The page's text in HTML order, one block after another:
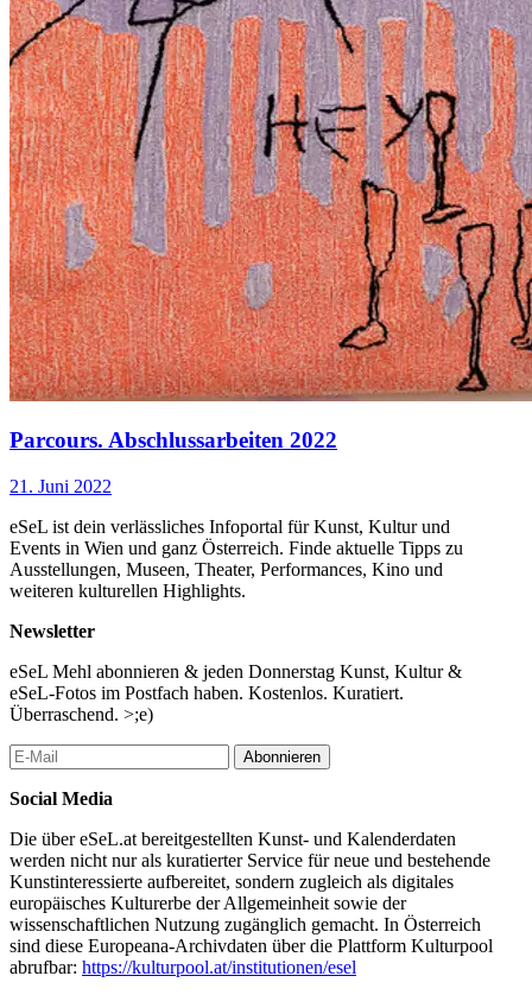
Guilherme Pires Mata, Lisa Nyberg
Einen Fixpunkt am Ende des Studienjahres bildet wir immer auch
das Summer Showing des Fachbereichs Performative Kunst der
Akademie der bildenden Künste Wien, der dazu sehr herzlich in
den Skulpturengarten im Belvedere 21 und ins Blickle Kino
einlädt!
...Mehr lesen
Parcours. Abschlussarbeiten 2022
21. Juni 2022
eSeL ist dein verlässliches Infoportal für Kunst, Kultur und
Events in Wien und ganz Österreich. Finde aktuelle Tipps zu
Ausstellungen, Museen, Theater, Performances, Kino und
weiteren kulturellen Highlights.
Newsletter
eSeL Mehl abonnieren & jeden Donnerstag Kunst, Kultur &
eSeL-Fotos im Postfach haben. Kostenlos. Kuratiert.
Überraschend. >;e)
Abonnieren
Social Media
Die über eSeL.at bereitgestellten Kunst- und Kalenderdaten
werden nicht nur als kuratierter Service für neue und bestehende
Kunstinteressierte aufbereitet, sondern zugleich als digitales
europäisches Kulturerbe der Allgemeinheit sowie der
wissenschaftlichen Nutzung zugänglich gemacht. In Österreich
sind diese Europeana-Archivdaten über die Plattform Kulturpool
abrufbar: https://kulturpool.at/institutionen/esel